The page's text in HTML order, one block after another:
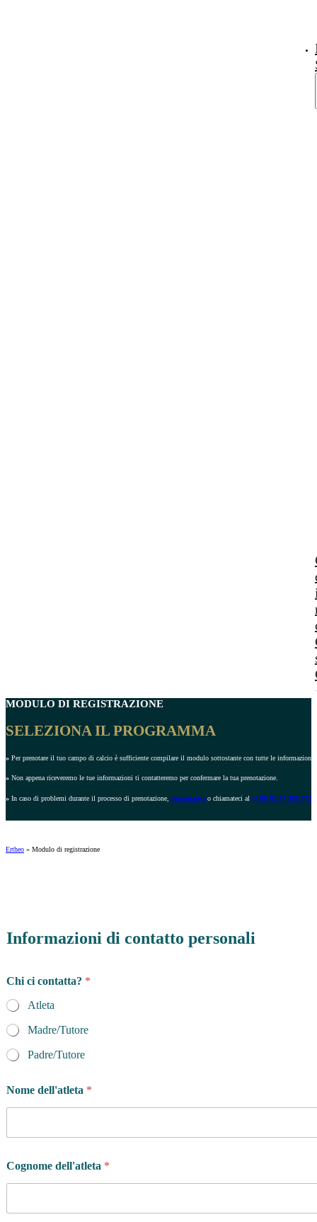
MODULO DI REGISTRAZIONE
SELEZIONA IL PROGRAMMA
» Per prenotare il tuo campo di calcio è sufficiente compilare il modulo sottostante con tutte le informazioni
» Non appena riceveremo le tue informazioni ti contatteremo per confermare la tua prenotazione.
» In caso di problemi durante il processo di prenotazione, contattateci o chiamateci al (+39) 02 87 368 972
Ertheo » Modulo di registrazione
Informazioni di contatto personali
P
r
i
v
a
c
y
Chi ci contatta? *
Atleta
Madre/Tutore
Padre/Tutore
Nome dell'atleta *
Cognome dell'atleta *